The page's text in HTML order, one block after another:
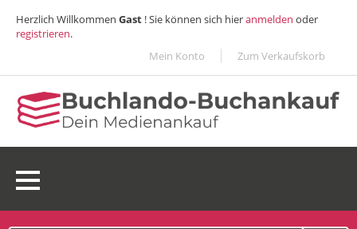
Herzlich Willkommen Gast ! Sie können sich hieranmelden oder
registrieren.
Mein Konto
Zum Verkaufskorb